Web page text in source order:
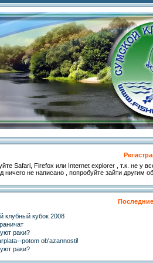
Safari, Firefox или Internet explorer , т.к. не у
ничего не написано , попробуйте зайти другим
клубный кубок 2008
раки?
potom ob'azannosti!
раки?